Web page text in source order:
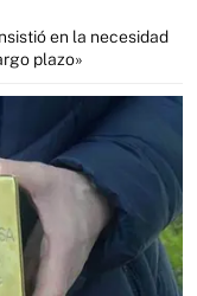
en la necesidad
plazo»